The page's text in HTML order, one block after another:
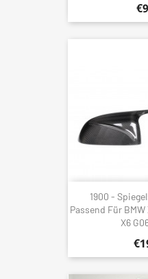
1900 -
Passend Für BMW
X6